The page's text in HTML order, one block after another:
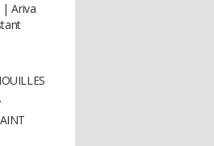
| Ariva